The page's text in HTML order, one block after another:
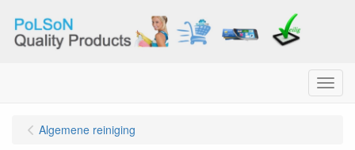
Menu
Algemene reiniging